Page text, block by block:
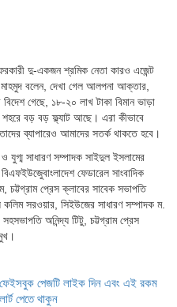
দু-একজন শ্রমিক নেতা কারও এজেন্ট
মাহমুদ বলেন, দেখা গেল আলপনা আক্তার,
গেছে, ১৮-২০ লাখ টাকা বিমান ভাড়া
বড় বড় ফ্ল্যাট আছে। এরা কীভাবে
ব্যাপারেও আমাদের সতর্ক থাকতে হবে।
যুগ্ম সাধারণ সম্পাদক সাইদুল ইসলামের
ফেডারেল সাংবাদিক
প্রেস ক্লাবের সাবেক সভাপতি
সরওয়ার, সিইউজের সাধারণ সম্পাদক ম.
অনিন্দ্য টিটু, চট্টগ্রাম প্রেস
ফেইসবুক পেজটি লাইক দিন এবং এই রকম
পেতে থাকুন